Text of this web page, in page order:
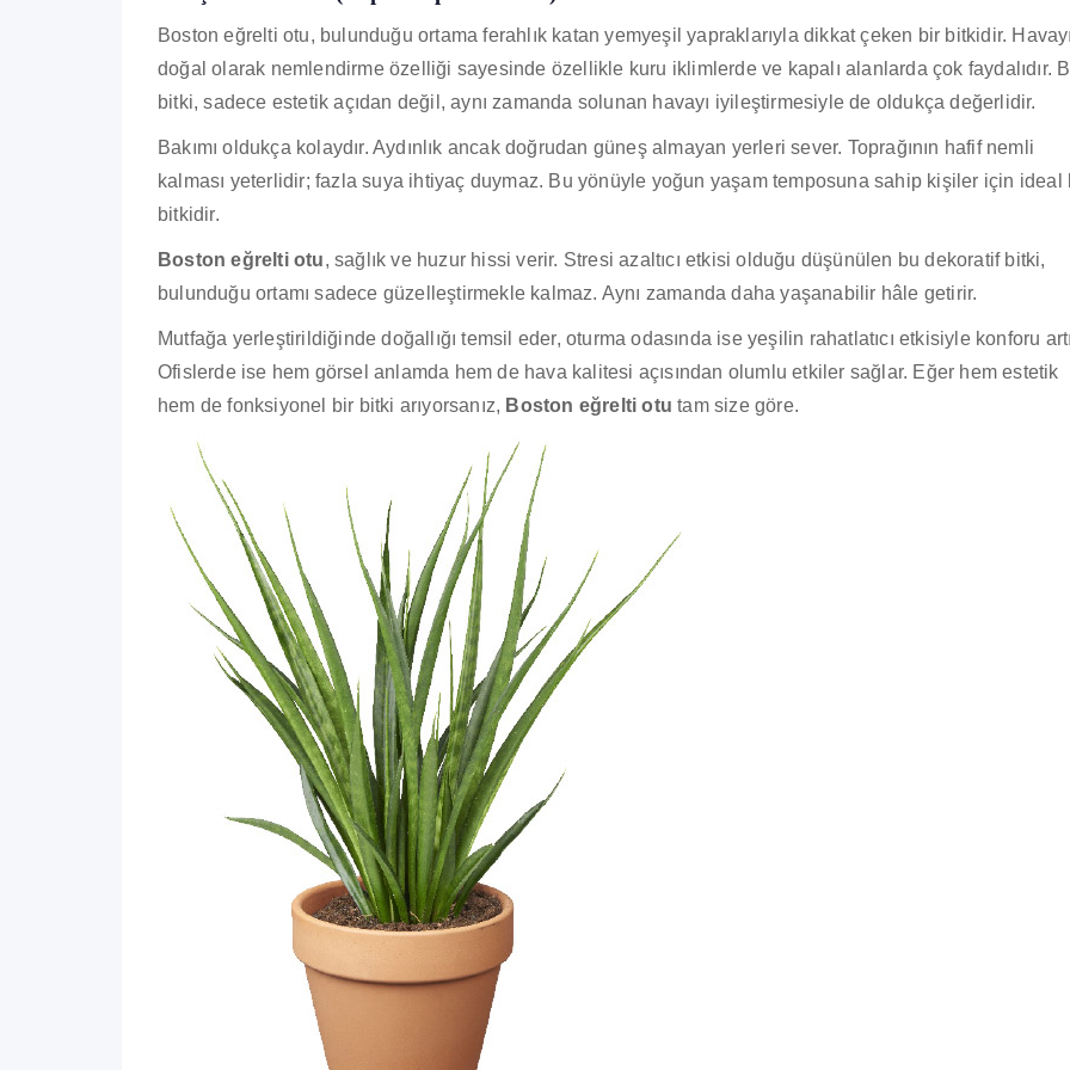
Boston eğrelti otu, bulunduğu ortama ferahlık katan yemyeşil yapraklarıyla dikkat çeken bir bitkidir. Havayı
doğal olarak nemlendirme özelliği sayesinde özellikle kuru iklimlerde ve kapalı alanlarda çok faydalıdır.
bitki, sadece estetik açıdan değil, aynı zamanda solunan havayı iyileştirmesiyle de oldukça değerlidir.
Bakımı oldukça kolaydır. Aydınlık ancak doğrudan güneş almayan yerleri sever. Toprağının hafif nemli
kalması yeterlidir; fazla suya ihtiyaç duymaz. Bu yönüyle yoğun yaşam temposuna sahip kişiler için ideal
bitkidir.
Boston eğrelti otu, sağlık ve huzur hissi verir. Stresi azaltıcı etkisi olduğu düşünülen bu dekoratif bitki,
bulunduğu ortamı sadece güzelleştirmekle kalmaz. Aynı zamanda daha yaşanabilir hâle getirir.
Mutfağa yerleştirildiğinde doğallığı temsil eder, oturma odasında ise yeşilin rahatlatıcı etkisiyle konforu
Ofislerde ise hem görsel anlamda hem de hava kalitesi açısından olumlu etkiler sağlar. Eğer hem estetik
hem de fonksiyonel bir bitki arıyorsanız, Boston eğrelti otu tam size göre.